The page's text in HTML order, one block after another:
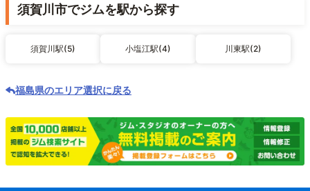
須賀川市でジムを駅から探す
須賀川駅(5) 小塩江駅(4) 川東駅(2)
福島県のエリア選択に戻る